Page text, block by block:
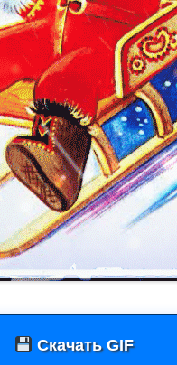
Скачать GIF